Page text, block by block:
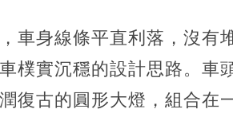
車身線條平直利落，沒有
樸實沉穩的設計思路。車
復古的圓形大燈，組合在